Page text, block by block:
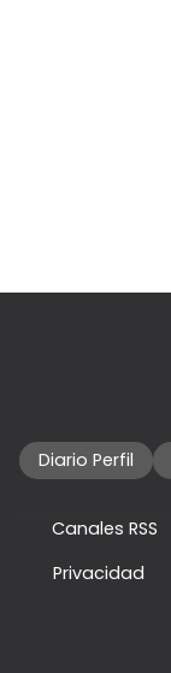
Diario Perfil
Canales RSS
Privacidad